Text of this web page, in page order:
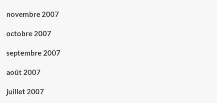
novembre 2007
octobre 2007
septembre 2007
août 2007
juillet 2007